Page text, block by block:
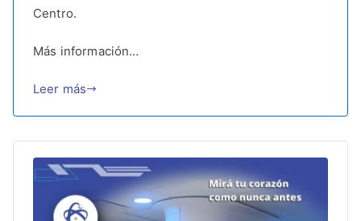
Centro.
Más información…
Leer más